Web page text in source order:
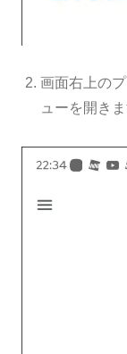
画面右上の
ューを開きま